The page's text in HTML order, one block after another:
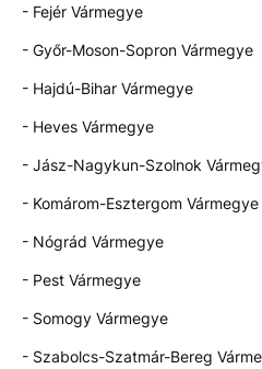
- Fejér Vármegye
- Győr-Moson-Sopron Vármegye
- Hajdú-Bihar Vármegye
- Heves Vármegye
- Jász-Nagykun-Szolnok
- Komárom-Esztergom Vármegye
- Nógrád Vármegye
- Pest Vármegye
- Somogy Vármegye
- Szabolcs-Szatmár-Bereg